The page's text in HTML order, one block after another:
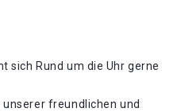
sich Rund um die Uhr gerne
freundlichen und